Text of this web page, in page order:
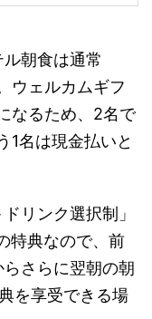
朝食は通常
ウェルカムギフ
なるため、2名で
1名は現金払いと
リンク選択制」
特典なので、前
さらに翌朝の朝
を享受できる場